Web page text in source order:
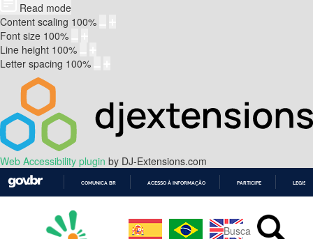
Read mode
Content scaling 100%
Font size 100%
Line height 100%
Letter spacing 100%
Web Accessibility plugin by DJ-Extensions.com
CONTEÚDO
COMUNICA BR ACESSO À INFORMAÇÃO PARTICIPE